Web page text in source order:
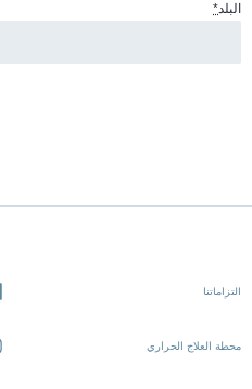
البلد*
التزاماتنا
محطة العلاج الحراري